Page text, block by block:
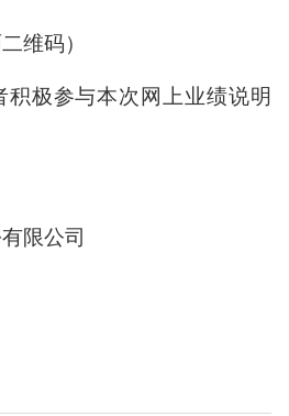
维码）
极参与本次网上业绩说明
限公司